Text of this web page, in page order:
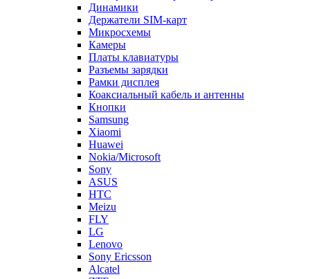
Динамики
Держатели SIM-карт
Микросхемы
Камеры
Платы клавиатуры
Разъемы зарядки
Рамки дисплея
Коаксиальный кабель и антенны
Кнопки
Samsung
Xiaomi
Huawei
Nokia/Microsoft
Sony
ASUS
HTC
Meizu
FLY
LG
Lenovo
Sony Ericsson
Alcatel